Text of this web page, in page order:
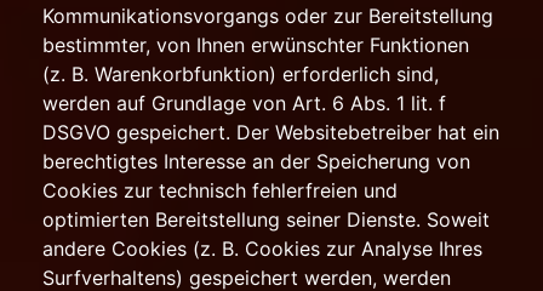
Kommunikationsvorgangs oder zur Bereitstellung
bestimmter, von Ihnen erwünschter Funktionen
(z. B. Warenkorbfunktion) erforderlich sind,
werden auf Grundlage von Art. 6 Abs. 1 lit. f
DSGVO gespeichert. Der Websitebetreiber hat ein
berechtigtes Interesse an der Speicherung von
Cookies zur technisch fehlerfreien und
optimierten Bereitstellung seiner Dienste. Soweit
andere Cookies (z. B. Cookies zur Analyse Ihres
Surfverhaltens) gespeichert werden, werden